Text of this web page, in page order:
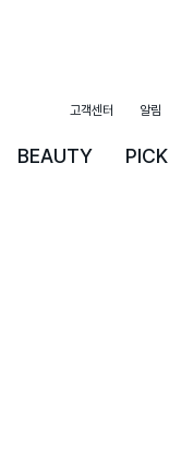
BEAUTY PICK
고객센터 알림